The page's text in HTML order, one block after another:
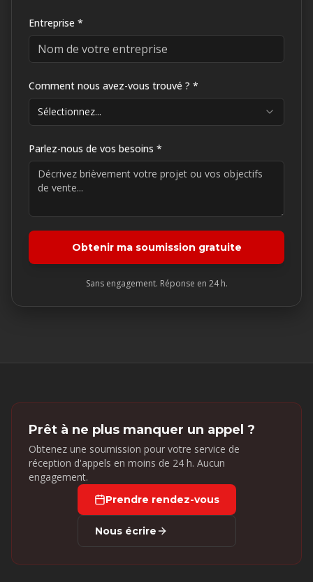
Entreprise *
Comment nous avez-vous trouvé ? *
Sélectionnez...
Parlez-nous de vos besoins *
Obtenir ma soumission gratuite
Sans engagement. Réponse en 24 h.
Prêt à ne plus manquer un appel ?
Obtenez une soumission pour votre service de
réception d'appels en moins de 24 h. Aucun
engagement.
Prendre rendez-vous
Nous écrire